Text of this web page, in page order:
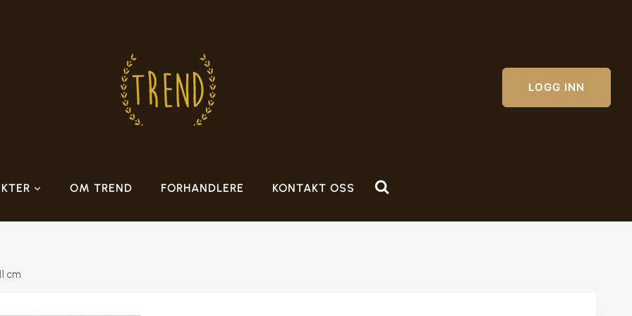
LOGG INN
OM TREND FORHANDLERE KONTAKT OSS
cm